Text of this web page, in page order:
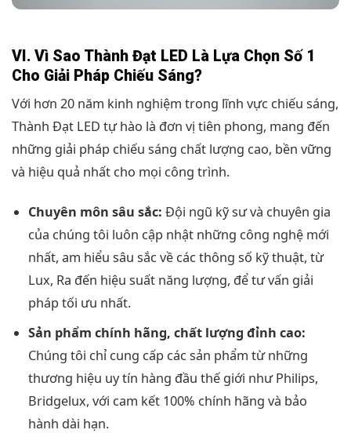
VI. Vì Sao Thành Đạt LED Là Lựa Chọn Số 1
Cho Giải Pháp Chiếu Sáng?
Với hơn 20 năm kinh nghiệm trong lĩnh vực chiếu sáng,
Thành Đạt LED tự hào là đơn vị tiên phong, mang đến
những giải pháp chiếu sáng chất lượng cao, bền vững
và hiệu quả nhất cho mọi công trình.
Chuyên môn sâu sắc: Đội ngũ kỹ sư và chuyên gia
của chúng tôi luôn cập nhật những công nghệ mới
nhất, am hiểu sâu sắc về các thông số kỹ thuật, từ
Lux, Ra đến hiệu suất năng lượng, để tư vấn giải
pháp tối ưu nhất.
Sản phẩm chính hãng, chất lượng đỉnh cao:
Chúng tôi chỉ cung cấp các sản phẩm từ những
thương hiệu uy tín hàng đầu thế giới như Philips,
Bridgelux, với cam kết 100% chính hãng và bảo
hành dài hạn.